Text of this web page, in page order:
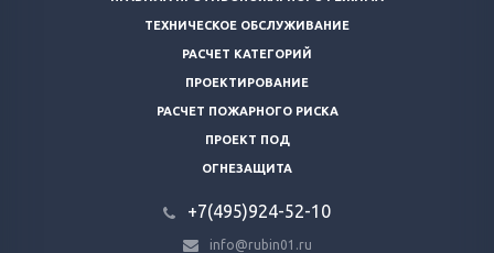
ТЕХНИЧЕСКОЕ ОБСЛУЖИВАНИЕ
РАСЧЕТ КАТЕГОРИЙ
ПРОЕКТИРОВАНИЕ
РАСЧЕТ ПОЖАРНОГО РИСКА
ПРОЕКТ ПОД
ОГНЕЗАЩИТА
+7(495)924-52-10
info@rubin01.ru